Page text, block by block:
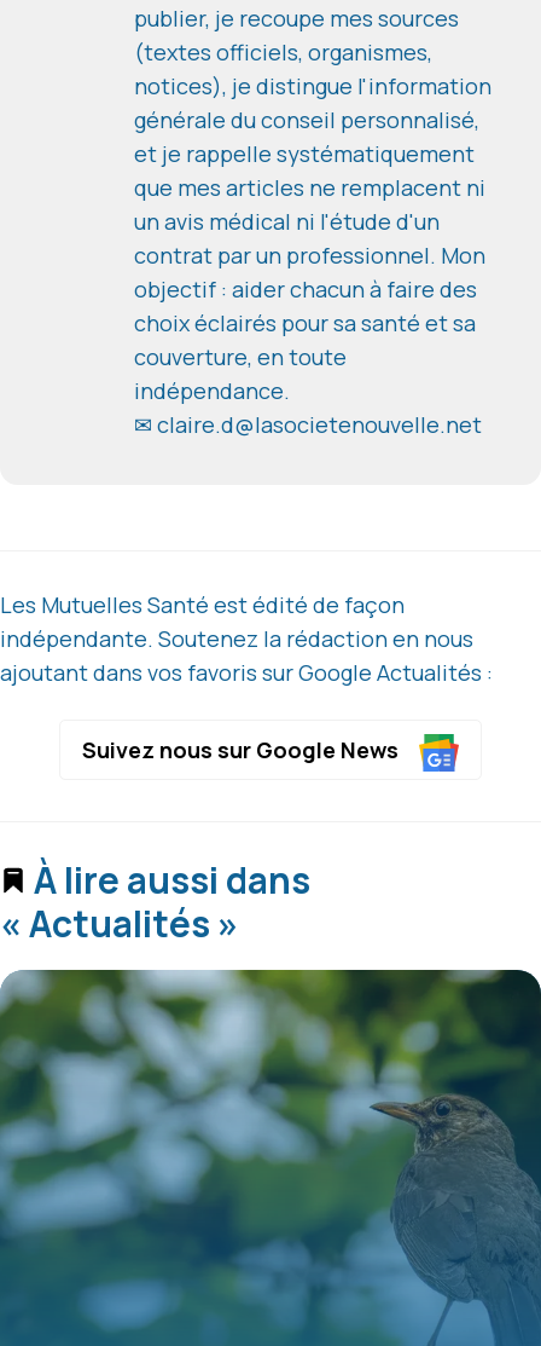
publier, je recoupe mes sources
(textes officiels, organismes,
notices), je distingue l'information
générale du conseil personnalisé,
et je rappelle systématiquement
que mes articles ne remplacent ni
un avis médical ni l'étude d'un
contrat par un professionnel. Mon
objectif : aider chacun à faire des
choix éclairés pour sa santé et sa
couverture, en toute
indépendance.
✉ claire.d@lasocietenouvelle.net
Les Mutuelles Santé est édité de façon
indépendante. Soutenez la rédaction en nous
ajoutant dans vos favoris sur Google Actualités :
Suivez nous sur Google News
À lire aussi dans
« Actualités »